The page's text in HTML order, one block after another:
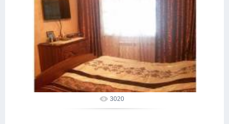
02.05.2015
alakhadze
3020